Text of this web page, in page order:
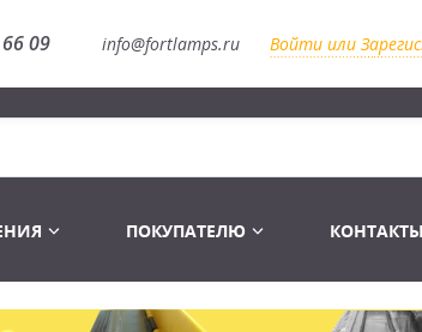
09 info@fortlamps.ru Войти или
Распродажа
ПОКУПАТЕЛЮ КОНТАКТЫ